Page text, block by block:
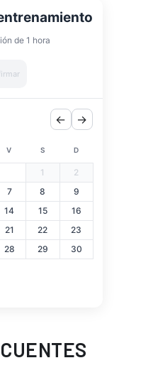
de 1 hora
← →
V S D
1
2
7 8
9
14 15
16
21 22
23
28 29
30